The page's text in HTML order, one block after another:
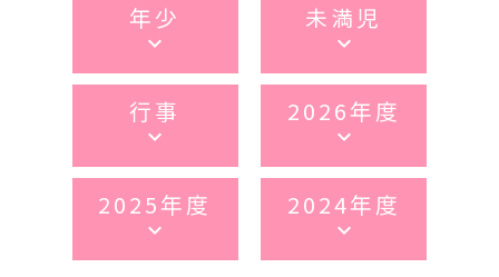
年少
keyboard_arrow_down
未満児
keyboard_arrow_down
行事
keyboard_arrow_down
2026年度
keyboard_arrow_down
2025年度
keyboard_arrow_down
2024年度
keyboard_arrow_down